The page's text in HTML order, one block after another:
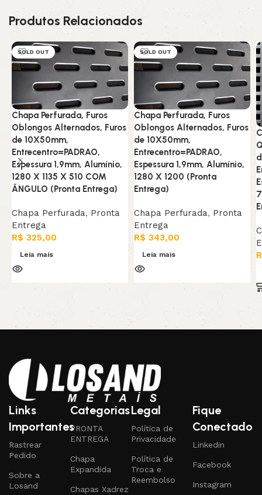
Produtos Relacionados
SOLD OUT
Chapa Perfurada, Furos
Oblongos Alternados, Furos
de 10X50mm,
Entrecentro=PADRAO,
Espessura 1,9mm, Alumínio,
1280 X 1135 X 510 COM
ÂNGULO (Pronta Entrega)
Chapa Perfurada, Pronta
Entrega
R$ 325,00
Leia mais
SOLD OUT
Chapa Perfurada, Furos
Oblongos Alternados, Furos
de 10X50mm,
Entrecentro=PADRAO,
Espessura 1,9mm, Alumínio,
1280 X 1200 (Pronta
Entrega)
Chapa Perfurada, Pronta
Entrega
R$ 343,00
Leia mais
Links
Importantes
Rastrear
Pedido
Sobre a
Losand
Categorias
PRONTA
ENTREGA
Chapa
Expandida
Chapas Xadrez
Legal
Política de
Privacidade
Política de
Troca e
Reembolso
Fique
Conectado
Linkedin
Facebook
Instagram